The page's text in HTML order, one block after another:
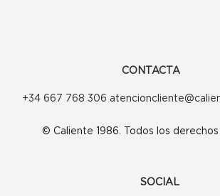
CONTACTA
+34 667 768 306
© Caliente 1986. Todos los derechos
SOCIAL